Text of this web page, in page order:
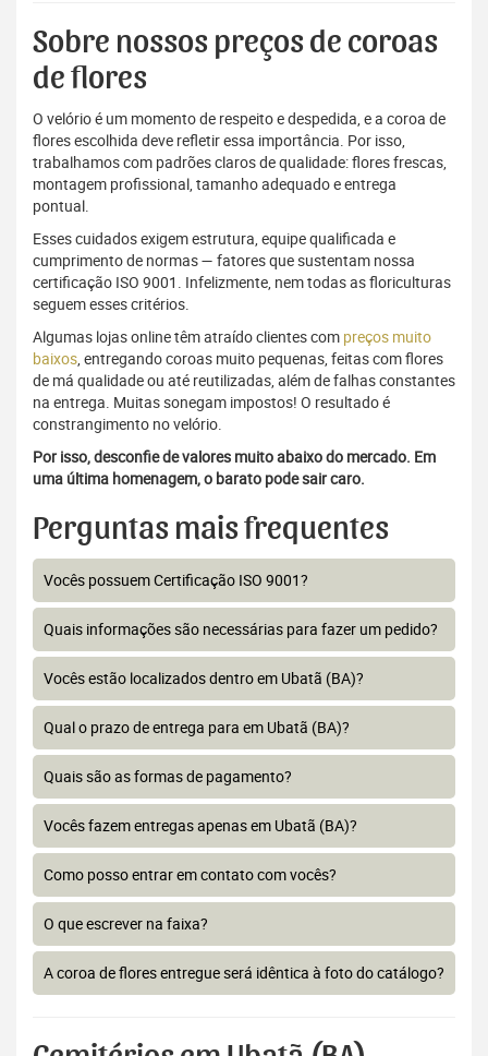
Sobre nossos preços de coroas
de flores
O velório é um momento de respeito e despedida, e a coroa de
flores escolhida deve refletir essa importância. Por isso,
trabalhamos com padrões claros de qualidade: flores frescas,
montagem profissional, tamanho adequado e entrega
pontual.
Esses cuidados exigem estrutura, equipe qualificada e
cumprimento de normas — fatores que sustentam nossa
certificação ISO 9001. Infelizmente, nem todas as floriculturas
seguem esses critérios.
Algumas lojas online têm atraído clientes com preços muito
baixos, entregando coroas muito pequenas, feitas com flores
de má qualidade ou até reutilizadas, além de falhas constantes
na entrega. Muitas sonegam impostos! O resultado é
constrangimento no velório.
Por isso, desconfie de valores muito abaixo do mercado. Em
uma última homenagem, o barato pode sair caro.
Perguntas mais frequentes
Vocês possuem Certificação ISO 9001?
Quais informações são necessárias para fazer um pedido?
Vocês estão localizados dentro em Ubatã (BA)?
Qual o prazo de entrega para em Ubatã (BA)?
Quais são as formas de pagamento?
Vocês fazem entregas apenas em Ubatã (BA)?
Como posso entrar em contato com vocês?
O que escrever na faixa?
A coroa de flores entregue será idêntica à foto do catálogo?